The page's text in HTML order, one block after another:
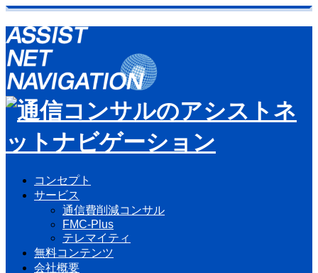
コンセプト
サービス
通信費削減コンサル
FMC-Plus
テレマイティ
無料コンテンツ
会社概要